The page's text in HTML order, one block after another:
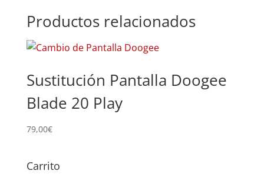
Productos relacionados
Sustitución Pantalla Doogee
Blade 20 Play
79,00€
Carrito